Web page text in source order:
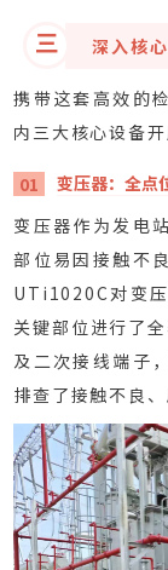
三 深入核
携带这套高效的
内三大核心设备
01
变压器：全点
变压器作为发电
部位易因接触不
UTi1020C对变
关键部位进行了
及二次接线端子
排查了接触不良